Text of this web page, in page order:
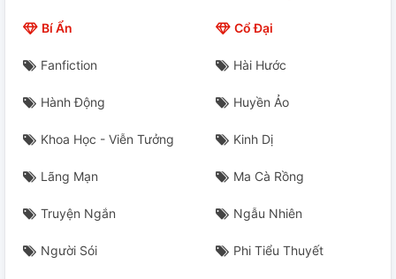
Bí Ẩn Cổ Đại
Fanfiction Hài Hước
Hành Động Huyền Ảo
Khoa Học - Viễn Tưởng Kinh Dị
Lãng Mạn Ma Cà Rồng
Truyện Ngắn Ngẫu Nhiên
Người Sói Phi Tiểu Thuyết